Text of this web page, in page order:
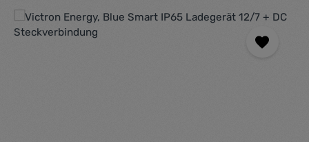
Bildergalerie überspringen